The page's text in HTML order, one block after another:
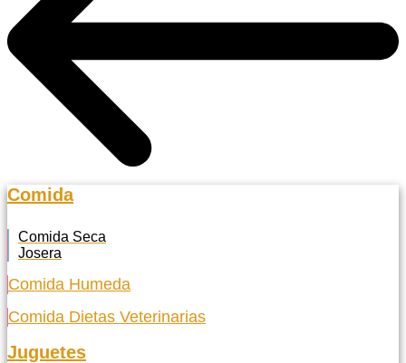
Comida
Comida Seca
Josera
Comida Humeda
Comida Dietas Veterinarias
Juguetes